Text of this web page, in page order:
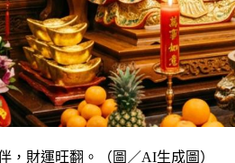
，財運旺翻。（圖／AI生成圖）